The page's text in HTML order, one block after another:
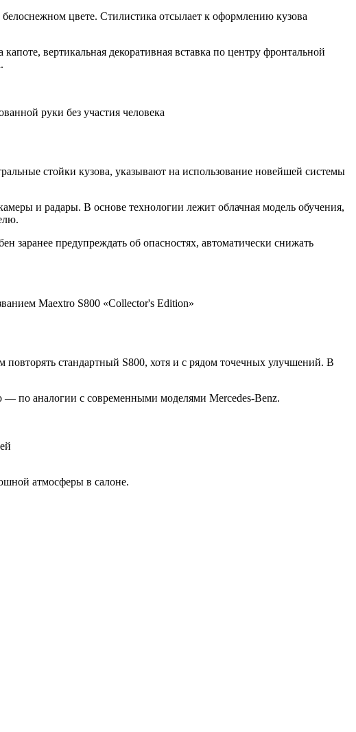
цвете. Стилистика отсылает к оформлению кузова
вертикальная декоративная вставка по центру фронтальной
руки без участия человека
стойки кузова, указывают на использование новейшей системы
и радары. В основе технологии лежит облачная модель обучения,
заранее предупреждать об опасностях, автоматически снижать
Maextro S800 «Collector's Edition»
стандартный S800, хотя и с рядом точечных улучшений. В
по аналогии с современными моделями Mercedes-Benz.
атмосферы в салоне.